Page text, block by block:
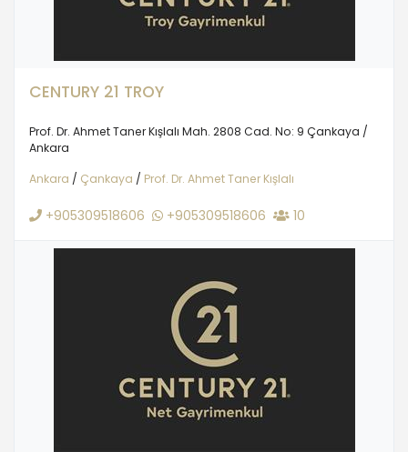
CENTURY 21 TROY
Prof. Dr. Ahmet Taner Kışlalı Mah. 2808 Cad. No: 9 Çankaya /
Ankara
Ankara / Çankaya / Prof. Dr. Ahmet Taner Kışlalı
+905309518606 +905309518606 10